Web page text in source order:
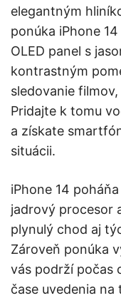
elegantným
ponúka iPhone
OLED panel s
kontrastným
sledovanie
Pridajte k tomu
a získate
situácii.
iPhone 14
jadrový procesor
plynulý chod aj
Zároveň ponúka
vás podrží počas
čase uvedenia